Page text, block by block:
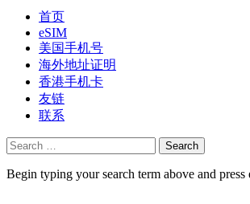
首页
eSIM
美国手机号
海外地址证明
香港手机卡
友链
联系
Search
for:
Begin typing your search term above and press